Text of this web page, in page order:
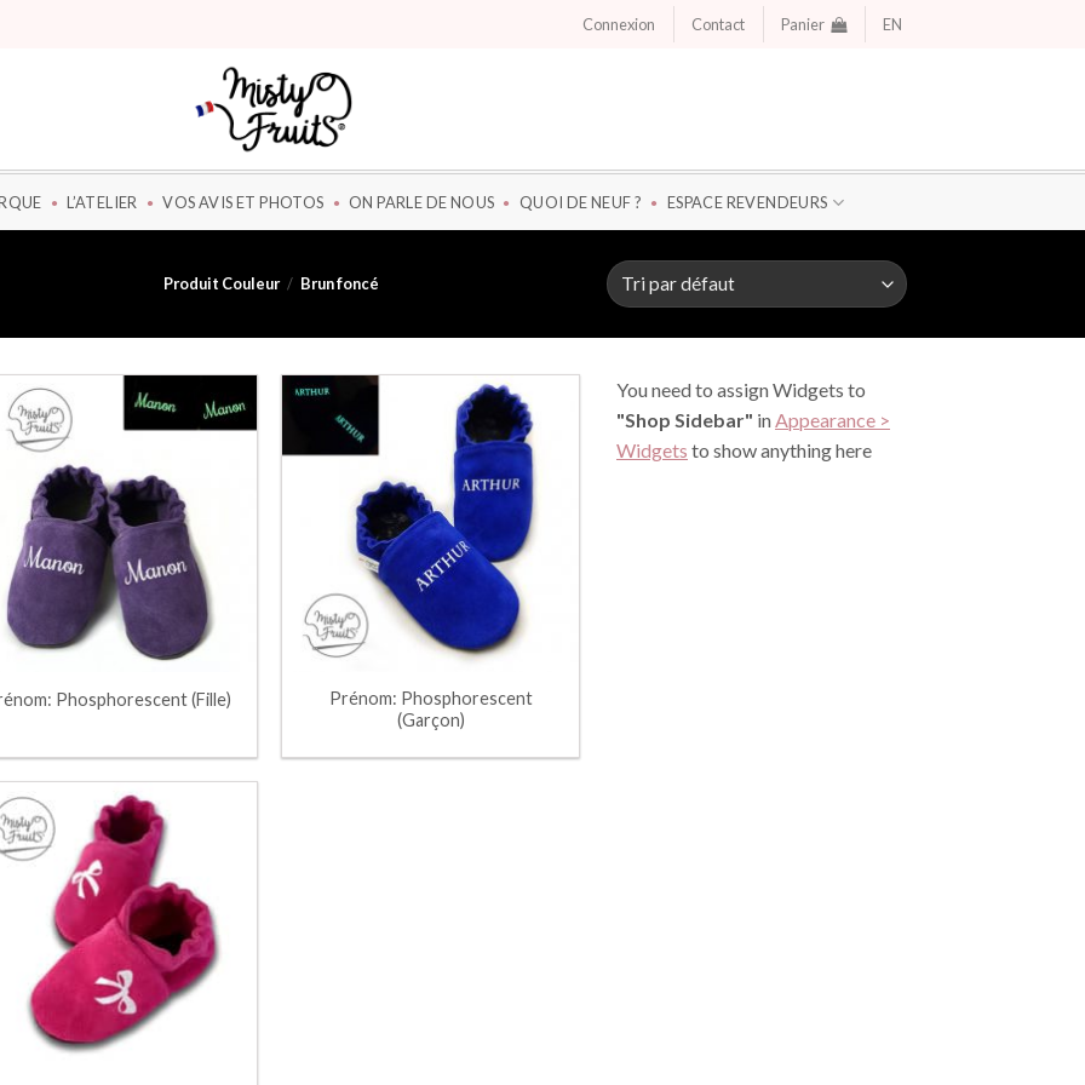
Connexion Contact Panier EN
L’ATELIER VOS AVIS ET PHOTOS ON PARLE DE NOUS QUOI DE NEUF ? ESPACE REVENDEURS
Produit Couleur / Brun foncé
Phosphorescent (Fille)
Prénom: Phosphorescent
(Garçon)
You need to assign Widgets to
"Shop Sidebar" inAppearance >
Widgets to show anything here